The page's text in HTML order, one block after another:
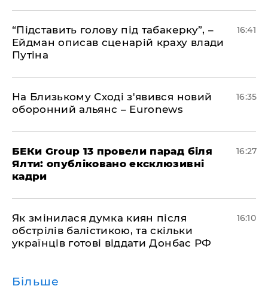
​“Підставить голову під табакерку”, –
Ейдман описав сценарій краху влади
Путіна
16:41
На Близькому Сході з'явився новий
оборонний альянс – Euronews
16:35
БЕКи Group 13 провели парад біля
Ялти: опубліковано ексклюзивні
кадри
16:27
Як змінилася думка киян після
обстрілів балістикою, та скільки
українців готові віддати Донбас РФ
16:10
Більше